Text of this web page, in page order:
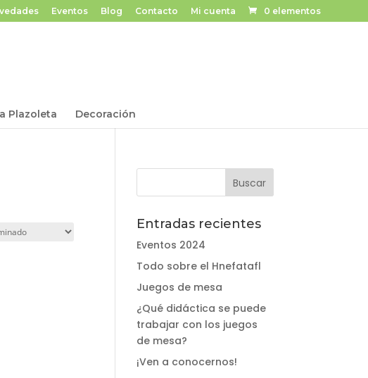
Eventos Blog Contacto Mi cuenta 0 elementos
Plazoleta Decoración
Entradas recientes
Eventos 2024
Todo sobre el Hnefatafl
Juegos de mesa
¿Qué didáctica se puede
trabajar con los juegos
de mesa?
¡Ven a conocernos!